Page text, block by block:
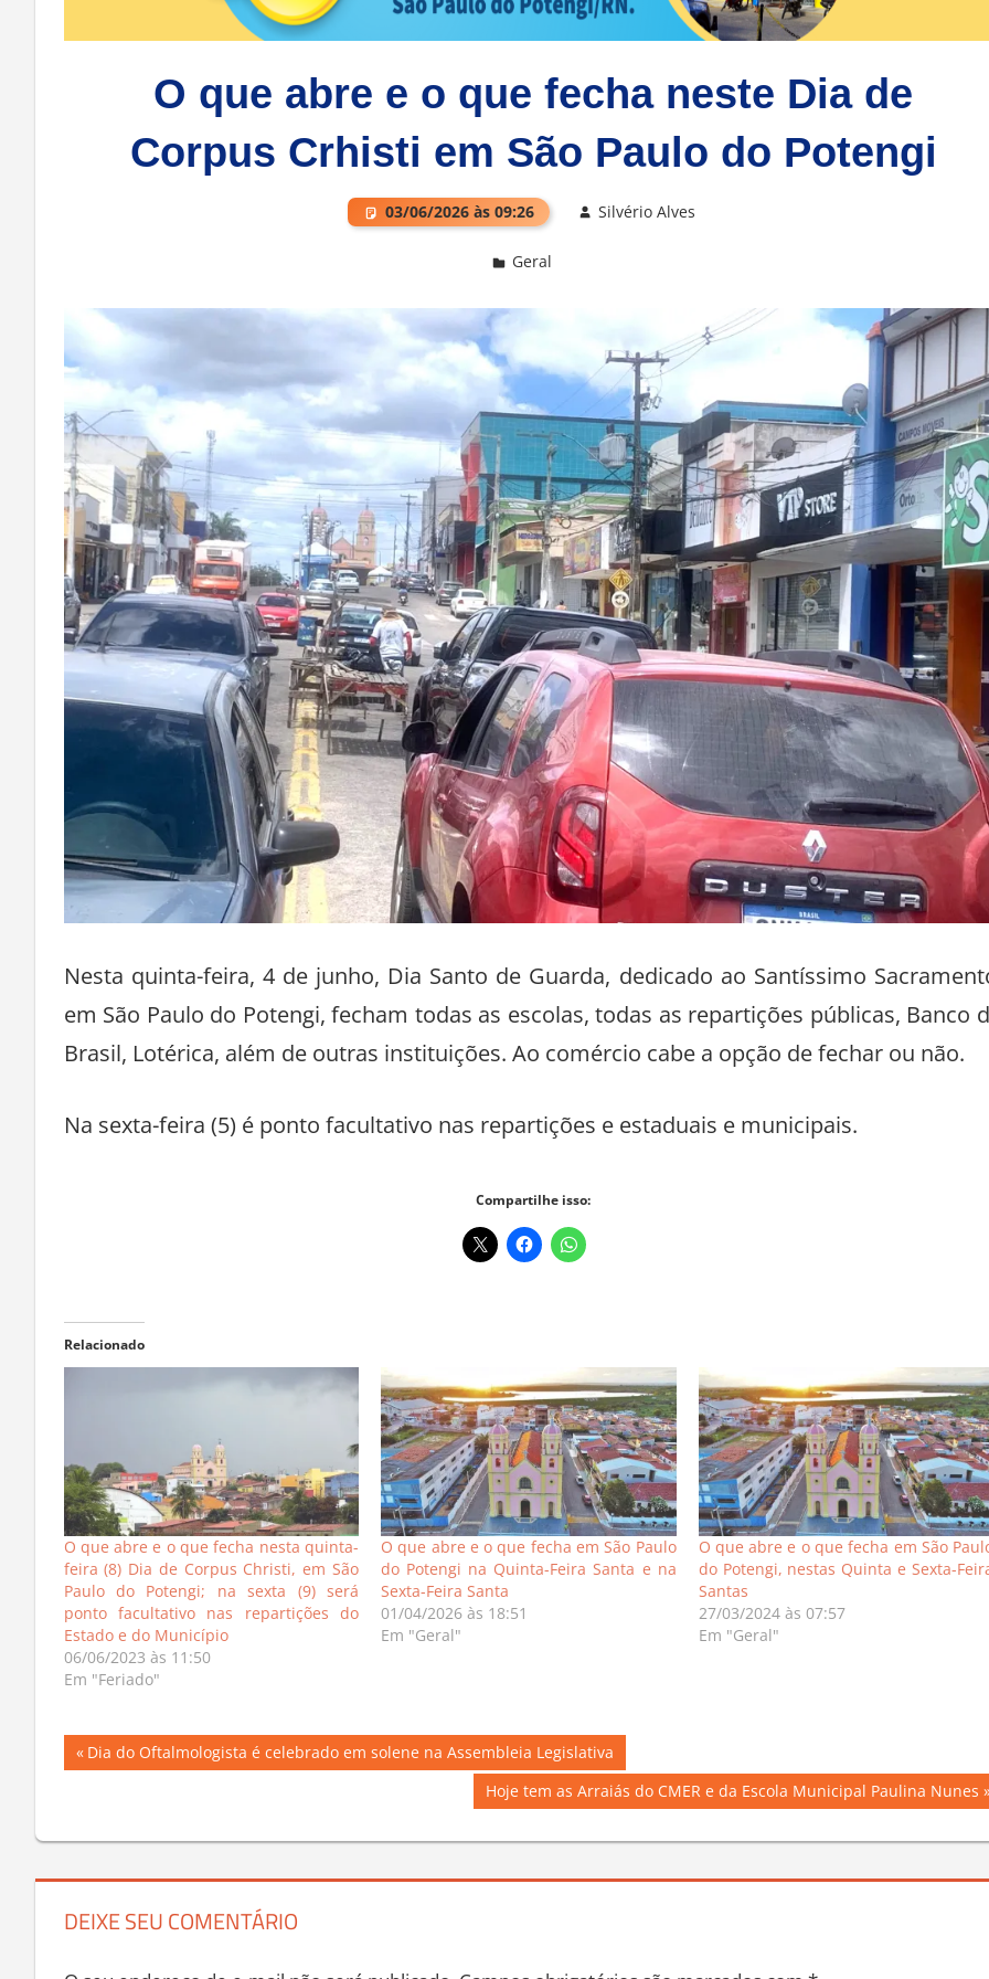
O que abre e o que fecha neste Dia de
Corpus Crhisti em São Paulo do Potengi
03/06/2026 às 09:26
Nesta quinta-feira, 4 de junho, Dia Santo de Guarda, dedicado ao Santíssimo
em São Paulo do Potengi, fecham todas as escolas, todas as repartições públicas, Banco
Brasil, Lotérica, além de outras instituições. Ao comércio cabe a opção de fechar ou não.
Na sexta-feira (5) é ponto facultativo nas repartições e estaduais e municipais.
Compartilhe isso:
O que abre e o que fecha nesta quinta-
feira (8) Dia de Corpus Christi, em São
Paulo do Potengi; na sexta (9) será
ponto facultativo nas repartições do
Estado e do Município
06/06/2023 às 11:50
Em "Feriado"
O que abre e o que fecha em São Paulo
do Potengi na Quinta-Feira Santa e na
Sexta-Feira Santa
01/04/2026 às 18:51
Em "Geral"
O que abre e o que fecha em São
do Potengi, nestas Quinta e Sexta-
Santas
27/03/2024 às 07:57
Em "Geral"
Navegação
Post
Previous
Dia do Oftalmologista é celebrado em solene na Assembleia Legislativa
Next
Hoje tem as Arraiás do CMER e da Escola Municipal Paulina Nunes
DEIXE SEU COMENTÁRIO